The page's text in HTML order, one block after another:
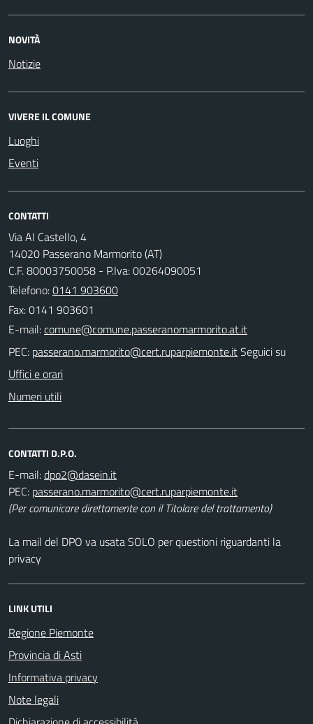
NOVITÀ
Notizie
VIVERE IL COMUNE
Luoghi
Eventi
CONTATTI
Via Al Castello, 4
14020 Passerano Marmorito (AT)
C.F. 80003750058 - P.Iva: 00264090051
Telefono:0141 903600
Fax: 0141 903601
E-mail:
PEC:
Seguici su
Uffici e orari
Numeri utili
CONTATTI D.P.O.
E-mail:
PEC:
(Per comunicare direttamente con il Titolare del trattamento)
La mail del DPO va usata SOLO per questioni riguardanti la
privacy
LINK UTILI
Regione Piemonte
Provincia di Asti
Informativa privacy
Note legali